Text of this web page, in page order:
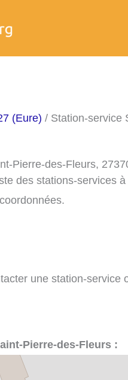
(Eure) / Station-service
Pierre-des-Fleurs,
des stations-services
une station-service
Pierre-des-Fleurs :